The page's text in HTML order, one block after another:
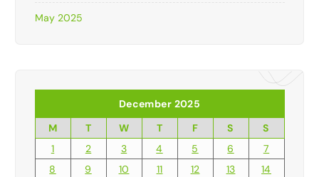
May 2025
December 2025
M
T W T F S
S
1
2 3 4 5 6
7
8
9 10 11 12 13
14